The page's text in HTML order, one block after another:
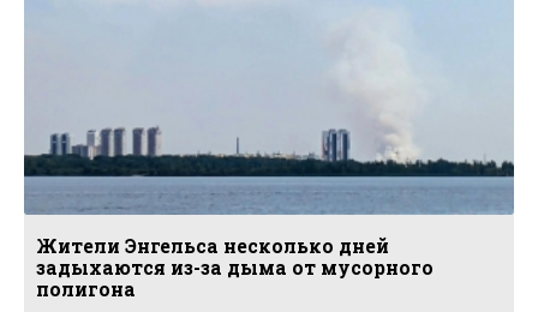
Жители Энгельса несколько дней
задыхаются из-за дыма от мусорного
полигона